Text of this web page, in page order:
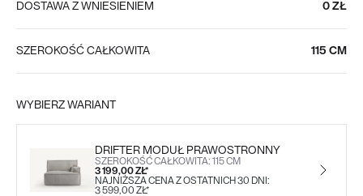
DOSTAWA Z WNIESIENIEM 0 ZŁ
SZEROKOŚĆ CAŁKOWITA 115 CM
WYBIERZ WARIANT
DRIFTER MODUŁ PRAWOSTRONNY
SZEROKOŚĆ CAŁKOWITA: 115 CM
3 199,00 ZŁ*
NAJNIŻSZA CENA Z OSTATNICH 30 DNI:
3 599,00 ZŁ*